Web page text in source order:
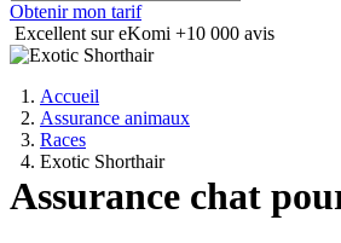
Obtenir mon tarif
Excellent sur eKomi +10 000 avis
Accueil
Assurance animaux
Races
Exotic Shorthair
Assurance chat